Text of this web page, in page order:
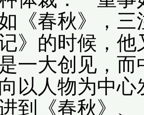
《春秋》，
》的时候，
一大创见，
以人物为中
到《春秋》